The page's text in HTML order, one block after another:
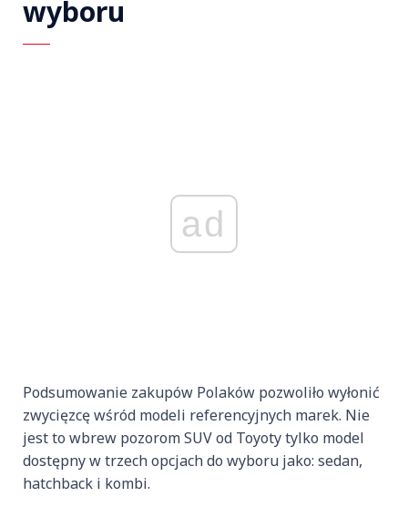
wyboru
ad
Podsumowanie zakupów Polaków pozwoliło wyłonić
zwycięzcę wśród modeli referencyjnych marek. Nie
jest to wbrew pozorom SUV od Toyoty tylko model
dostępny w trzech opcjach do wyboru jako: sedan,
hatchback i kombi.